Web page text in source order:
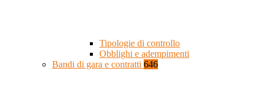
Tipologie di controllo
Obblighi e adempimenti
Bandi di gara e contratti 646